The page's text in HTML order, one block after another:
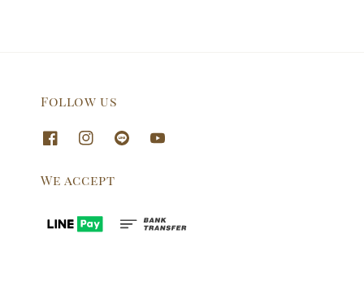
Follow us
We accept